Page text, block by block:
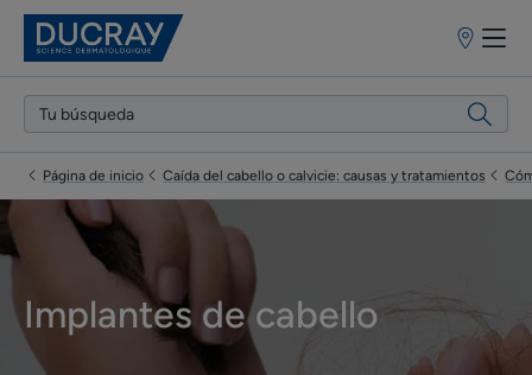
Puntos
venta
Página de inicio Caída del cabello o calvicie: causas y tratamientos
Implantes de cabello